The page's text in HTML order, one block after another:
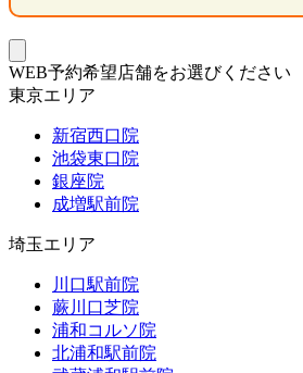
WEB予約希望店舗をお選びください
東京エリア
新宿西口院
池袋東口院
銀座院
成増駅前院
埼玉エリア
川口駅前院
蕨川口芝院
浦和コルソ院
北浦和駅前院